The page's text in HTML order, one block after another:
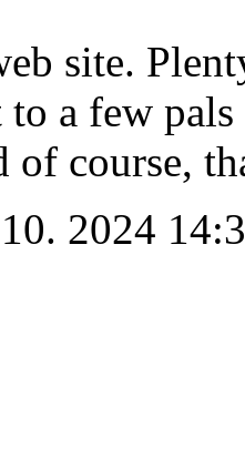
site.
to a few
of course,
2024